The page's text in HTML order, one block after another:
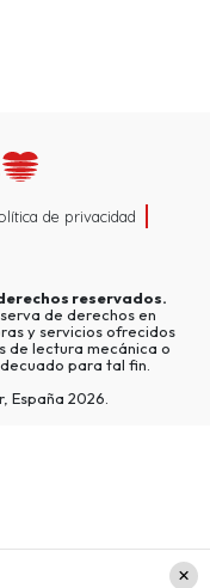
de privacidad
reservados.
de derechos en
y servicios ofrecidos
de lectura mecánica o
para tal fin.
España 2026.